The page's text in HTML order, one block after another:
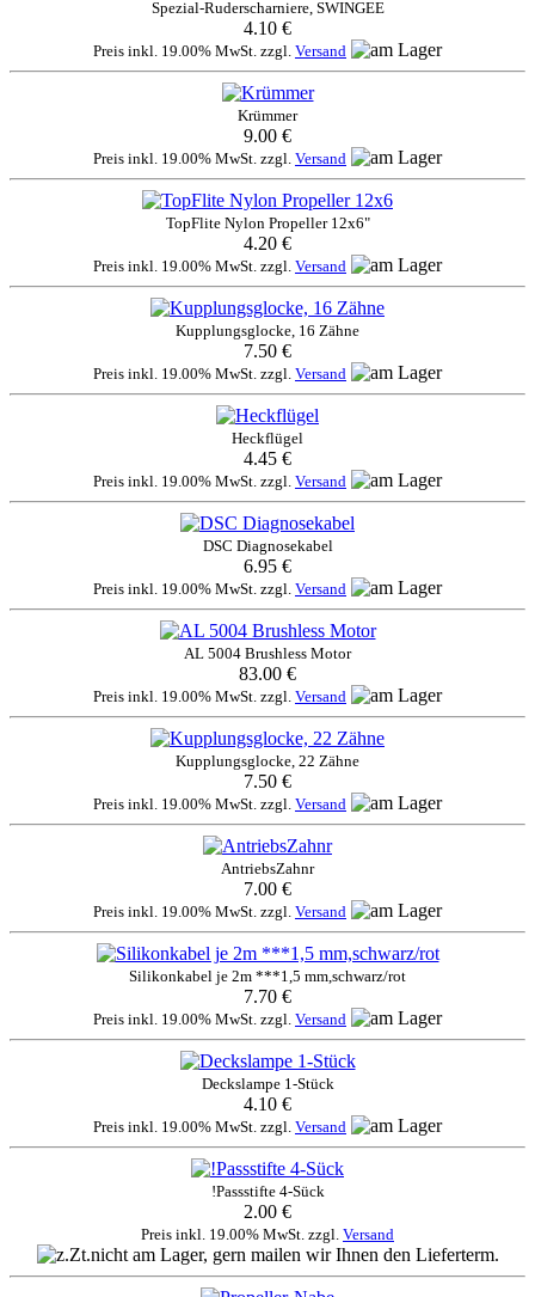
Spezial-Ruderscharniere, SWINGEE
4.10 €
Preis inkl. 19.00% MwSt. zzgl. Versand
Krümmer
9.00 €
Preis inkl. 19.00% MwSt. zzgl. Versand
TopFlite Nylon Propeller 12x6"
4.20 €
Preis inkl. 19.00% MwSt. zzgl. Versand
Kupplungsglocke, 16 Zähne
7.50 €
Preis inkl. 19.00% MwSt. zzgl. Versand
Heckflügel
4.45 €
Preis inkl. 19.00% MwSt. zzgl. Versand
DSC Diagnosekabel
6.95 €
Preis inkl. 19.00% MwSt. zzgl. Versand
AL 5004 Brushless Motor
83.00 €
Preis inkl. 19.00% MwSt. zzgl. Versand
Kupplungsglocke, 22 Zähne
7.50 €
Preis inkl. 19.00% MwSt. zzgl. Versand
AntriebsZahnr
7.00 €
Preis inkl. 19.00% MwSt. zzgl. Versand
Silikonkabel je 2m ***1,5 mm,schwarz/rot
7.70 €
Preis inkl. 19.00% MwSt. zzgl. Versand
Deckslampe 1-Stück
4.10 €
Preis inkl. 19.00% MwSt. zzgl. Versand
!Passstifte 4-Sück
2.00 €
Preis inkl. 19.00% MwSt. zzgl. Versand